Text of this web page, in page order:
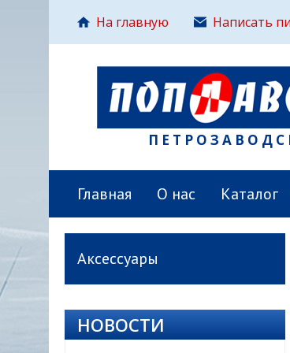
На главную Написать
Главная О нас Каталог
Аксессуары
НОВОСТИ